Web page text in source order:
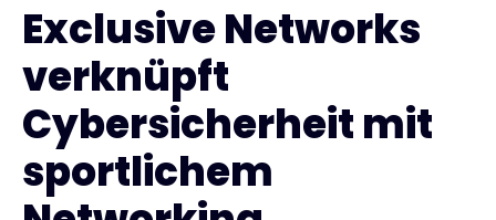
Ressourcen
Unternehmen
Partnerportal
Exclusive Networks
verknüpft
Cybersicherheit mit
sportlichem